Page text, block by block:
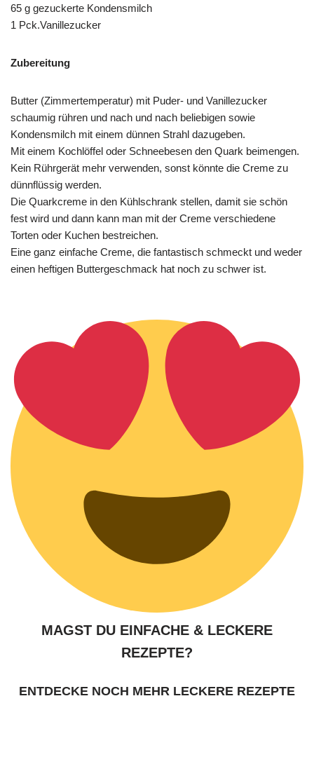
65 g gezuckerte Kondensmilch
1 Pck.Vanillezucker
Zubereitung
Butter (Zimmertemperatur) mit Puder- und Vanillezucker
schaumig rühren und nach und nach beliebigen sowie
Kondensmilch mit einem dünnen Strahl dazugeben.
Mit einem Kochlöffel oder Schneebesen den Quark beimengen.
Kein Rührgerät mehr verwenden, sonst könnte die Creme zu
dünnflüssig werden.
Die Quarkcreme in den Kühlschrank stellen, damit sie schön
fest wird und dann kann man mit der Creme verschiedene
Torten oder Kuchen bestreichen.
Eine ganz einfache Creme, die fantastisch schmeckt und weder
einen heftigen Buttergeschmack hat noch zu schwer ist.
MAGST DU EINFACHE & LECKERE
REZEPTE?
ENTDECKE NOCH MEHR LECKERE REZEPTE